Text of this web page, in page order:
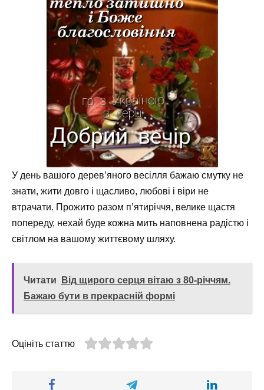
У день вашого дерев’яного весілля бажаю смутку не
знати, жити довго і щасливо, любові і віри не
втрачати. Прожито разом п’ятиріччя, велике щастя
попереду, нехай буде кожна мить наповнена радістю і
світлом на вашому життєвому шляху.
Читати
Від щирого серця вітаю з 80-річчям.
Бажаю бути в прекрасній формі
Оцініть статтю